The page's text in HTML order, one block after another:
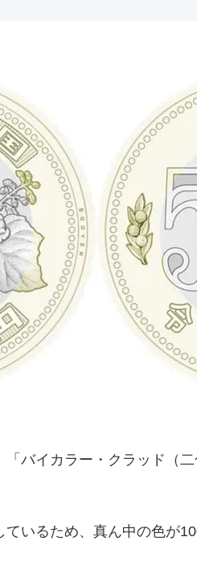
バイカラー・クラッド（
いるため、真ん中の色が